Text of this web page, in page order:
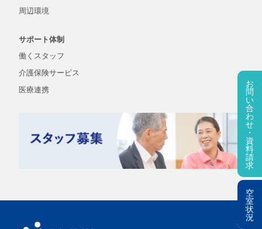
お
問
い
合
わ
せ
・
資
料
請
求
空
室
状
況
周辺環境
サポート体制
働くスタッフ
介護保険サービス
医療連携